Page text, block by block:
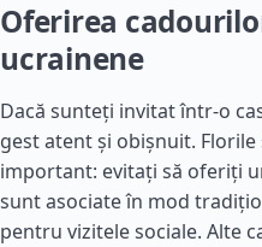
Oferirea
ucrainene
Dacă sunteți invitat într-o
gest atent și obișnuit.
important: evitați să oferiți
sunt asociate în mod
pentru vizitele sociale. Alte